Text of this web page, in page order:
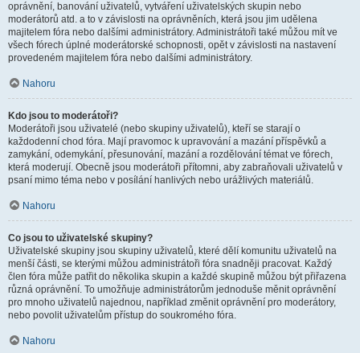
oprávnění, banování uživatelů, vytváření uživatelských skupin nebo
moderátorů atd. a to v závislosti na oprávněních, která jsou jim udělena
majitelem fóra nebo dalšími administrátory. Administrátoři také můžou mít ve
všech fórech úplné moderátorské schopnosti, opět v závislosti na nastavení
provedeném majitelem fóra nebo dalšími administrátory.
Nahoru
Kdo jsou to moderátoři?
Moderátoři jsou uživatelé (nebo skupiny uživatelů), kteří se starají o
každodenní chod fóra. Mají pravomoc k upravování a mazání příspěvků a
zamykání, odemykání, přesunování, mazání a rozdělování témat ve fórech,
která moderují. Obecně jsou moderátoři přítomni, aby zabraňovali uživatelů v
psaní mimo téma nebo v posílání hanlivých nebo urážlivých materiálů.
Nahoru
Co jsou to uživatelské skupiny?
Uživatelské skupiny jsou skupiny uživatelů, které dělí komunitu uživatelů na
menší části, se kterými můžou administrátoři fóra snadněji pracovat. Každý
člen fóra může patřit do několika skupin a každé skupině můžou být přiřazena
různá oprávnění. To umožňuje administrátorům jednoduše měnit oprávnění
pro mnoho uživatelů najednou, například změnit oprávnění pro moderátory,
nebo povolit uživatelům přístup do soukromého fóra.
Nahoru